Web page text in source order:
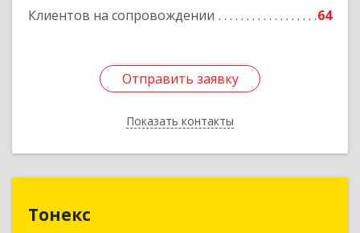
Клиентов на сопровождении 64
Отправить заявку
Показать контакты
Отправить заявку
Назад
Тонекс